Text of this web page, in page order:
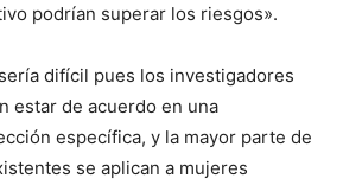
podrían superar los riesgos».
difícil pues los investigadores
estar de acuerdo en una
específica, y la mayor parte de
se aplican a mujeres